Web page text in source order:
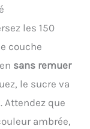
les 150
couche
sans remuer
le sucre va
que
ambrée,